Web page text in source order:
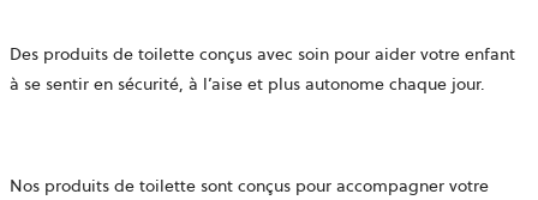
Des produits de toilette conçus avec soin pour aider votre enfant
à se sentir en sécurité, à l’aise et plus autonome chaque jour.
Nos produits de toilette sont conçus pour accompagner votre